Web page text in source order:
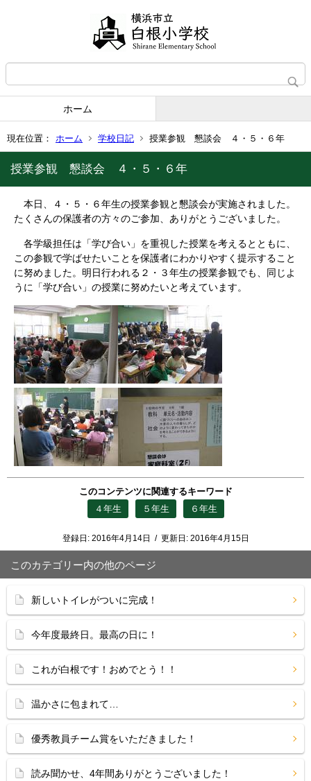
ホーム
現在位置： ホーム 学校日記 授業参観 懇談会 ４・５・６年
授業参観 懇談会 ４・５・６年
本日、４・５・６年生の授業参観と懇談会が実施されました。
たくさんの保護者の方々のご参加、ありがとうございました。
各学級担任は「学び合い」を重視した授業を考えるとともに、
この参観で学ばせたいことを保護者にわかりやすく提示すること
に努めました。明日行われる２・３年生の授業参観でも、同じよ
うに「学び合い」の授業に努めたいと考えています。
このコンテンツに関連するキーワード
４年生
５年生 ６年生
登録日: 2016年4月14日 / 更新日: 2016年4月15日
このカテゴリー内の他のページ
新しいトイレがついに完成！
今年度最終日。最高の日に！
これが白根です！おめでとう！！
温かさに包まれて…
優秀教員チーム賞をいただきました！
読み聞かせ、4年間ありがとうございました！